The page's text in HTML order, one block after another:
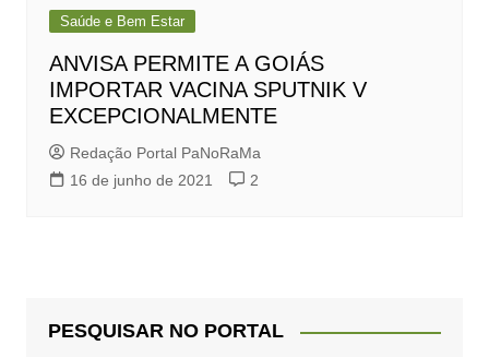
Saúde e Bem Estar
ANVISA PERMITE A GOIÁS
IMPORTAR VACINA SPUTNIK V
EXCEPCIONALMENTE
Redação Portal PaNoRaMa
16 de junho de 2021
2
PESQUISAR NO PORTAL